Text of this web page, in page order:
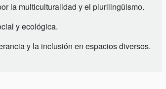
la multiculturalidad y el plurilingüismo.
y ecológica.
y la inclusión en espacios diversos.